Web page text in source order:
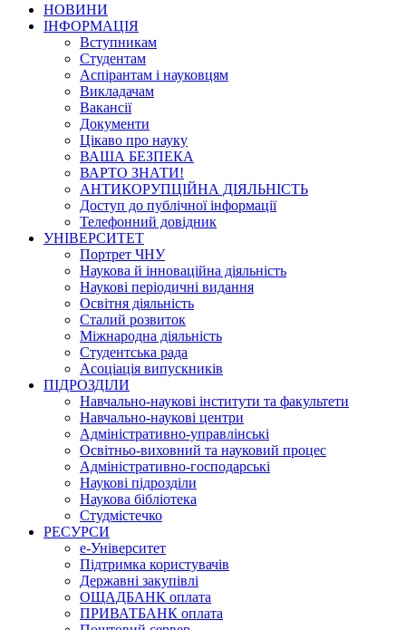
НОВИНИ
ІНФОРМАЦІЯ
Вступникам
Студентам
Аспірантам і науковцям
Викладачам
Вакансії
Документи
Цікаво про науку
ВАША БЕЗПЕКА
ВАРТО ЗНАТИ!
АНТИКОРУПЦІЙНА ДІЯЛЬНІСТЬ
Доступ до публічної інформації
Телефонний довідник
УНІВЕРСИТЕТ
Портрет ЧНУ
Наукова й інноваційна діяльність
Наукові періодичні видання
Освітня діяльність
Сталий розвиток
Міжнародна діяльність
Студентська рада
Асоціація випускників
ПІДРОЗДІЛИ
Навчально-наукові інститути та факультети
Навчально-наукові центри
Адміністративно-управлінські
Освітньо-виховний та науковий процес
Адміністративно-господарські
Наукові підрозділи
Наукова бібліотека
Студмістечко
РЕСУРСИ
е-Університет
Підтримка користувачів
Державні закупівлі
ОЩАДБАНК оплата
ПРИВАТБАНК оплата